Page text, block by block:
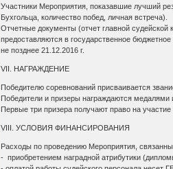
Участники Мероприятия, показавшие лучший
Бухгольца, количество побед, личная встреча).
Отчетные документы (отчет главной судейской
предоставляются в государственное
не позднее 21.12.2016 г.
VII. НАГРАЖДЕНИЕ
Победителю соревнований присваивается
Победители и призеры награждаются
Первые три призера получают право на
VIII. УСЛОВИЯ ФИНАНСИРОВАНИЯ
Расходы по проведению Мероприятия,
- приобретением наградной атрибутики